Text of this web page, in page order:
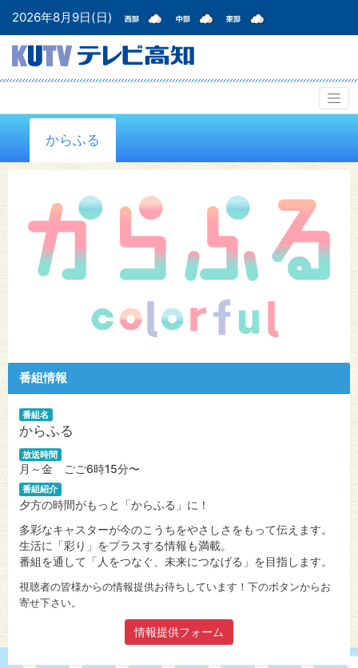
2026年8月9日(日)
からふる
番組情報
番組名
からふる
放送時間
月～金 ごご6時15分〜
番組紹介
夕方の時間がもっと「からふる」に！
多彩なキャスターが今のこうちをやさしさをもって伝えます。
生活に「彩り」をプラスする情報も満載。
番組を通して「人をつなぐ、未来につなげる」を目指します。
視聴者の皆様からの情報提供お待ちしています！下のボタンからお
寄せ下さい。
情報提供フォーム